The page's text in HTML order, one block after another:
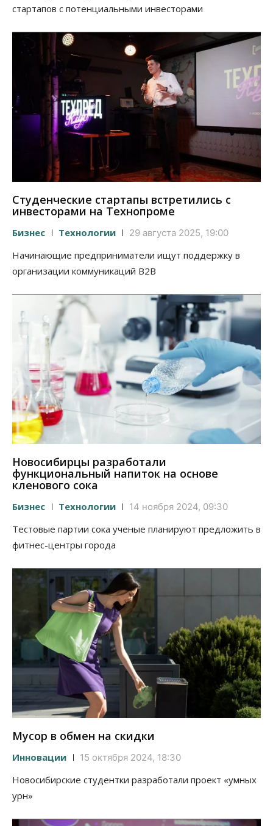
стартапов с потенциальными инвесторами
Студенческие стартапы встретились с
инвесторами на Технопроме
Бизнес Технологии 29 августа 2025, 19:00
Начинающие предприниматели ищут поддержку в
организации коммуникаций B2B
Новосибирцы разработали
функциональный напиток на основе
кленового сока
Бизнес Технологии 14 ноября 2024, 09:30
Тестовые партии сока ученые планируют предложить в
фитнес-центры города
Мусор в обмен на скидки
Инновации 15 октября 2024, 18:30
Новосибирские студентки разработали проект «умных
урн»